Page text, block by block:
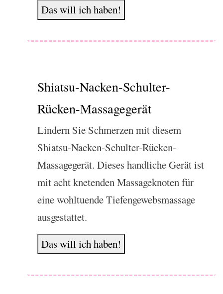
Das will ich haben!
Shiatsu-Nacken-Schulter-
Rücken-Massagegerät
Lindern Sie Schmerzen mit diesem
Shiatsu-Nacken-Schulter-Rücken-
Massagegerät. Dieses handliche Gerät ist
mit acht knetenden Massageknoten für
eine wohltuende Tiefengewebsmassage
ausgestattet.
Das will ich haben!